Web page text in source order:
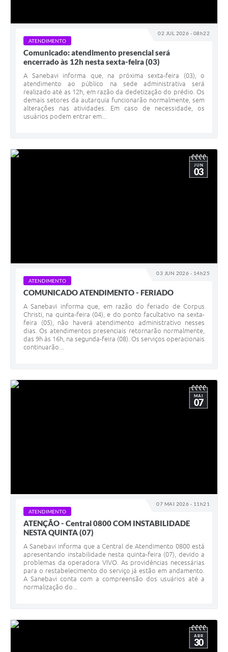
02 JUL 2026 - 08h22
ATENDIMENTO
Comunicado: atendimento presencial será
encerrado às 12h nesta sexta-feira (03)
A Sanebavi informa que, na próxima sexta-feira (03), o
atendimento ao público na sede administrativa será
realizado até as 12h, em razão da dedetização do prédio. Os
demais setores da autarquia funcionarão normalmente, sem
alterações nas atividades. Em caso de necessidade, os
usuários podem entrar em...
03 JUN 2026 - 14h25
JUN
03
ATENDIMENTO
COMUNICADO ATENDIMENTO - FERIADO
A Sanebavi informa que, em razão do feriado de Corpus
Christi, na quinta-feira (04), e do ponto facultativo na sexta-
feira (05), não haverá atendimento administrativo nesses
dias. Os atendimentos presenciais retornarão normalmente,
das 9h às 16h, na segunda-feira (08). Os serviços operacionais
continuarão...
07 MAI 2026 - 11h21
MAI
07
ATENDIMENTO
ATENÇÃO - Central 0800 COM INSTABILIDADE
NESTA QUINTA (07)
A Sanebavi informa que a Central de Atendimento 0800 está
apresentando instabilidade nesta quinta-feira (07), devido a
problemas da operadora VIVO. As providências necessárias
para o restabelecimento do serviço já estão em andamento.
A Sanebavi conta com a compreensão dos usuários até a
normalização do...
ABR
30